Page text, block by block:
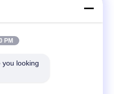
PM
you looking